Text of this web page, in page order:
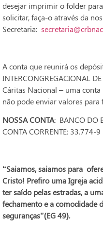
desejar imprimir o folder
solicitar, faça-o através da
Secretaria:
A conta que reunirá os
INTERCONGREGACIONAL
Cáritas Nacional – uma
não pode enviar valores para
NOSSA CONTA: BANCO DO
CONTA CORRENTE: 33.774-9
“Saiamos, saiamos para
Cristo! Prefiro uma Igreja
ter saído pelas estradas, a
fechamento e a comodidade
seguranças”(EG 49).